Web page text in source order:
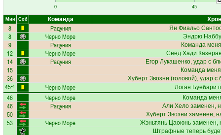
0 45
Мин Соб Команда
8 Радуния Ян Фиальо
8 Черно Море Эндрю
9 Радуния Команда
12 Черно Море Сеед Хади
14 Радуния Егор Лукашенко, удар с
15 Команда
36 Хуберт Звозни (головой), удар с
45+1 Черно Море Логан Буебари
46 Черно Море Команда
46 Радуния Али Хелозаменен,
50 Хуберт Звозни заменен,
53 Черно Море Жэньтянь Цаоюнь заменен,
Штрафные теперь